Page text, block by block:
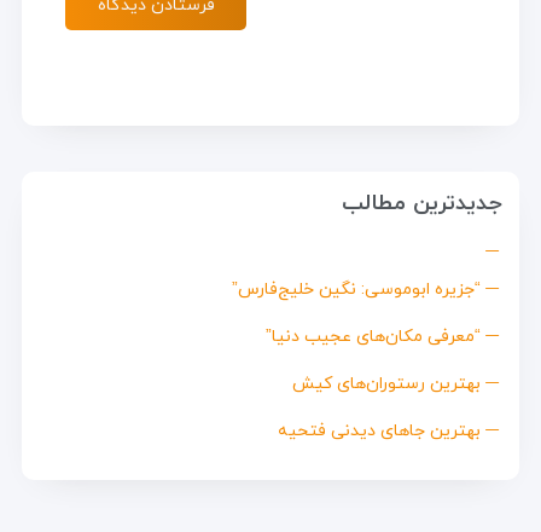
جدیدترین مطالب
“جزیره ابوموسی: نگین خلیج‌فارس”
“معرفی مکان‌های عجیب دنیا”
بهترین رستوران‌های کیش
بهترین جاهای دیدنی فتحیه